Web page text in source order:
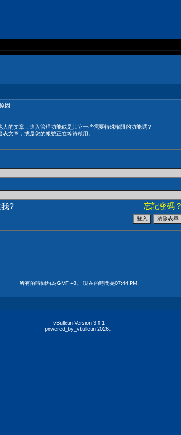
因:
的文章，進入管理功能或是其它一些需要特殊權限的功能嗎？
文章，或是您的帳號正在等待啟用。
忘記密碼？
?
所有的時間均為GMT +8。 現在的時間是07:44 PM
vBulletin Version 3.0.1
powered_by_vbulletin 2026。